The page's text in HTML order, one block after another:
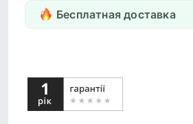
Бесплатная доставка